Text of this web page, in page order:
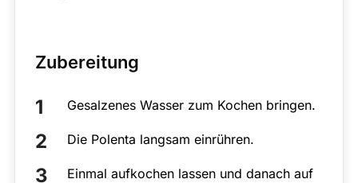
Zubereitung
Gesalzenes Wasser zum Kochen bringen.
Die Polenta langsam einrühren.
Einmal aufkochen lassen und danach auf